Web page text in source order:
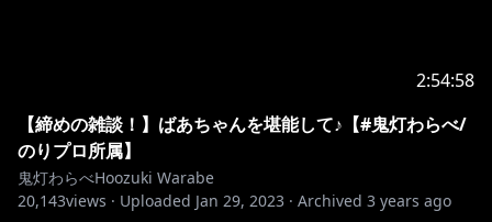
2:54:58
【締めの雑談！】ばあちゃんを堪能して♪【#鬼灯わらべ/
のりプロ所属】
鬼灯わらべHoozuki Warabe
20,143views · Uploaded Jan 29, 2023 · Archived 3 years ago